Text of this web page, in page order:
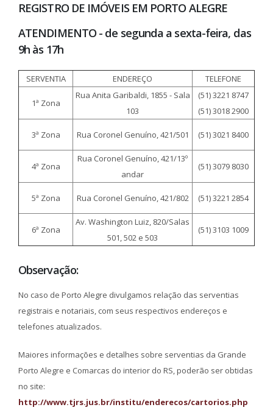
REGISTRO DE IMÓVEIS EM PORTO ALEGRE
ATENDIMENTO - de segunda a sexta-feira, das
9h às 17h
SERVENTIA ENDEREÇO TELEFONE
1ª Zona
Rua Anita Garibaldi, 1855 - Sala
103
(51) 3221 8747
(51) 3018 2900
3ª Zona Rua Coronel Genuíno, 421/501 (51) 3021 8400
4ª Zona
Rua Coronel Genuíno, 421/13º
andar
(51) 3079 8030
5ª Zona Rua Coronel Genuíno, 421/802 (51) 3221 2854
6ª Zona
Av. Washington Luiz, 820/Salas
501, 502 e 503
(51) 3103 1009
Observação:
No caso de Porto Alegre divulgamos relação das serventias
registrais e notariais, com seus respectivos endereços e
telefones atualizados.
Maiores informações e detalhes sobre serventias da Grande
Porto Alegre e Comarcas do interior do RS, poderão ser obtidas
no site:
http://www.tjrs.jus.br/institu/enderecos/cartorios.php